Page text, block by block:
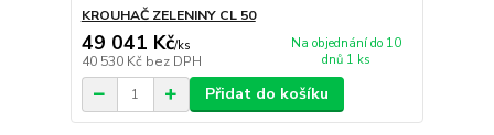
KROUHAČ ZELENINY CL 50
49 041 Kč/ks
40 530 Kč bez DPH
Na objednání do 10
dnů 1 ks
Přidat do košíku